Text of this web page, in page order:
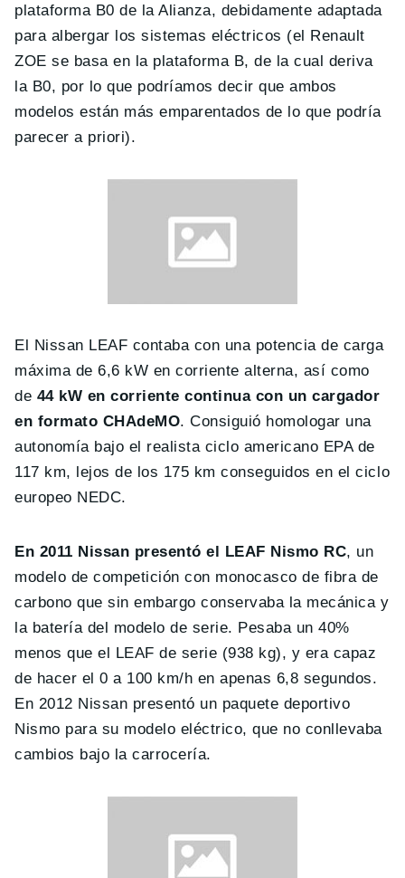
plataforma B0 de la Alianza, debidamente adaptada
para albergar los sistemas eléctricos (el Renault
ZOE se basa en la plataforma B, de la cual deriva
la B0, por lo que podríamos decir que ambos
modelos están más emparentados de lo que podría
parecer a priori).
El Nissan LEAF contaba con una potencia de carga
máxima de 6,6 kW en corriente alterna, así como
de 44 kW en corriente continua con un cargador
en formato CHAdeMO. Consiguió homologar una
autonomía bajo el realista ciclo americano EPA de
117 km, lejos de los 175 km conseguidos en el ciclo
europeo NEDC.
En 2011 Nissan presentó el LEAF Nismo RC, un
modelo de competición con monocasco de fibra de
carbono que sin embargo conservaba la mecánica y
la batería del modelo de serie. Pesaba un 40%
menos que el LEAF de serie (938 kg), y era capaz
de hacer el 0 a 100 km/h en apenas 6,8 segundos.
En 2012 Nissan presentó un paquete deportivo
Nismo para su modelo eléctrico, que no conllevaba
cambios bajo la carrocería.